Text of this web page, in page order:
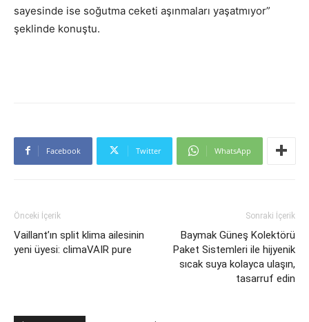
sayesinde ise soğutma ceketi aşınmaları yaşatmıyor”
şeklinde konuştu.
Facebook Twitter WhatsApp
Önceki İçerik
Vaillant’ın split klima ailesinin
yeni üyesi: climaVAIR pure
Sonraki İçerik
Baymak Güneş Kolektörü
Paket Sistemleri ile hijyenik
sıcak suya kolayca ulaşın,
tasarruf edin